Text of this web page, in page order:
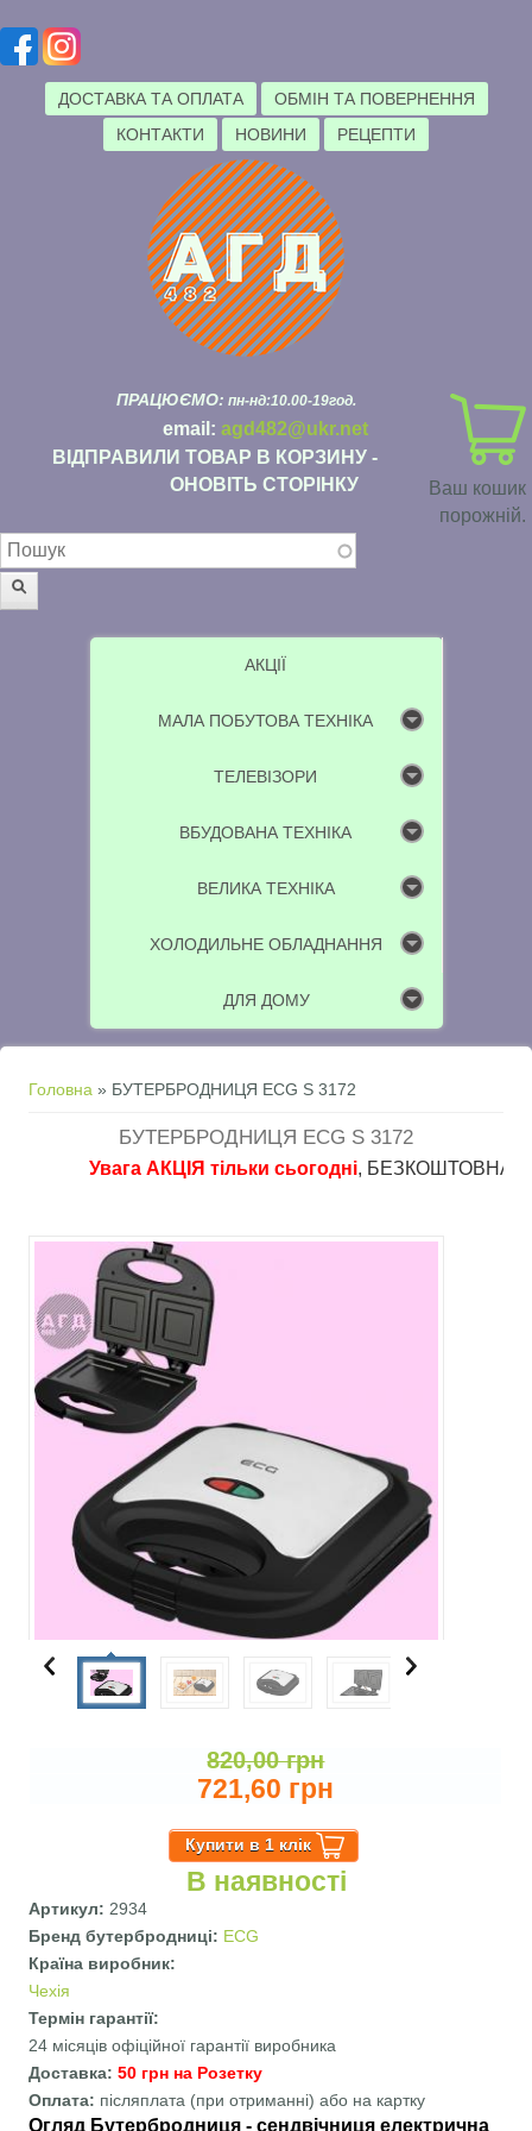
ДОСТАВКА ТА ОПЛАТА
ОБМІН ТА ПОВЕРНЕННЯ
КОНТАКТИ
НОВИНИ РЕЦЕПТИ
Ваш кошик
порожній.
ПРАЦЮЄМО: пн-нд:10.00-19год.
email: agd482@ukr.net
ВІДПРАВИЛИ ТОВАР В КОРЗИНУ -
ОНОВІТЬ СТОРІНКУ
Пошукова форма
АКЦІЇ
МАЛА ПОБУТОВА ТЕХНІКА
ТЕЛЕВІЗОРИ
ВБУДОВАНА ТЕХНІКА
ВЕЛИКА ТЕХНІКА
ХОЛОДИЛЬНЕ ОБЛАДНАННЯ
ДЛЯ ДОМУ
Ви є тут
Головна » БУТЕРБРОДНИЦЯ ECG S 3172
БУТЕРБРОДНИЦЯ ECG S 3172
Увага АКЦІЯ тільки сьогодні, БЕЗКОШТОВНА
820,00 грн
721,60 грн
В наявності
Артикул:2934
Бренд бутербродниці: ECG
Країна виробник:
Чехія
Термін гарантії:
24 місяців офіційної гарантії виробника
Доставка:50 грн на Розетку
Оплата: післяплата (при отриманні) або на картку
Огляд Бутербродниця - сендвічниця електрична